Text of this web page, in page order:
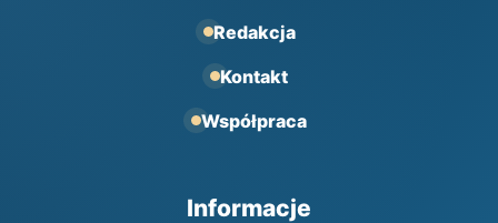
Redakcja
Kontakt
Współpraca
Informacje